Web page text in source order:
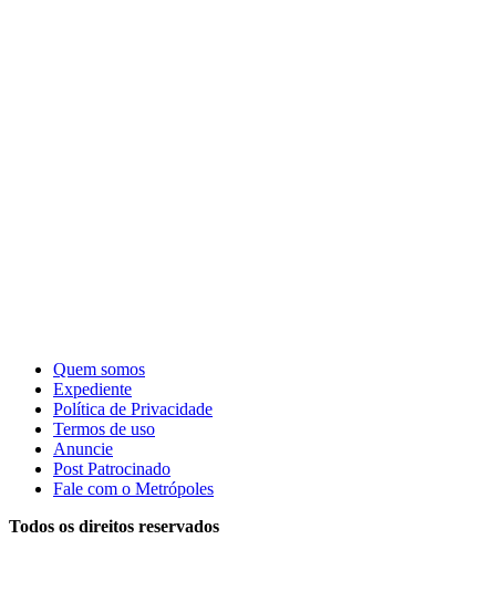
Quem somos
Expediente
Política de Privacidade
Termos de uso
Anuncie
Post Patrocinado
Fale com o Metrópoles
Todos os direitos reservados